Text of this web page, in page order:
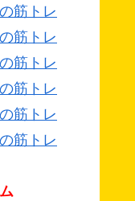
筋トレ
筋トレ
筋トレ
筋トレ
筋トレ
筋トレ